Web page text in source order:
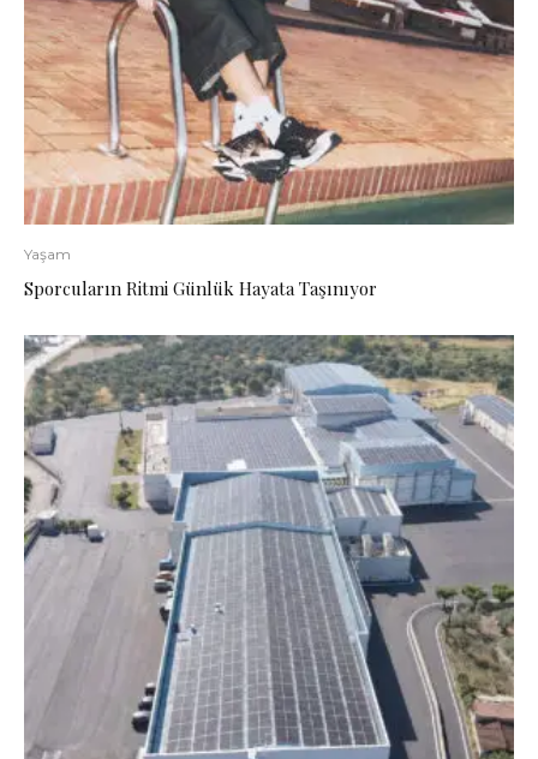
Yaşam
Sporcuların Ritmi Günlük Hayata Taşınıyor